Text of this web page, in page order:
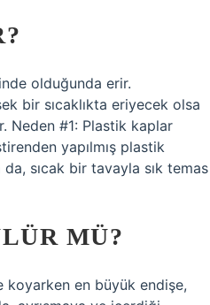
olduğunda erir.
bir sıcaklıkta eriyecek olsa
Neden #1: Plastik kaplar
yapılmış plastik
sıcak bir tavayla sık temas
MÜ?
koyarken en büyük endişe,